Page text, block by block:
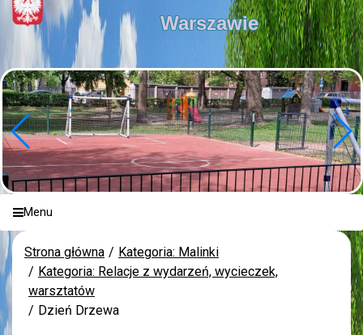
Warszawie
Menu
Strona główna
Kategoria: Malinki
Kategoria: Relacje z wydarzeń, wycieczek,
warsztatów
Dzień Drzewa